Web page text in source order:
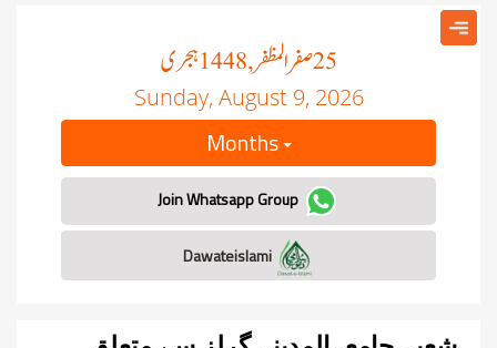
25صفر المظفر, 1448 ہجری
Sunday, August 9, 2026
Months
Join Whatsapp Group